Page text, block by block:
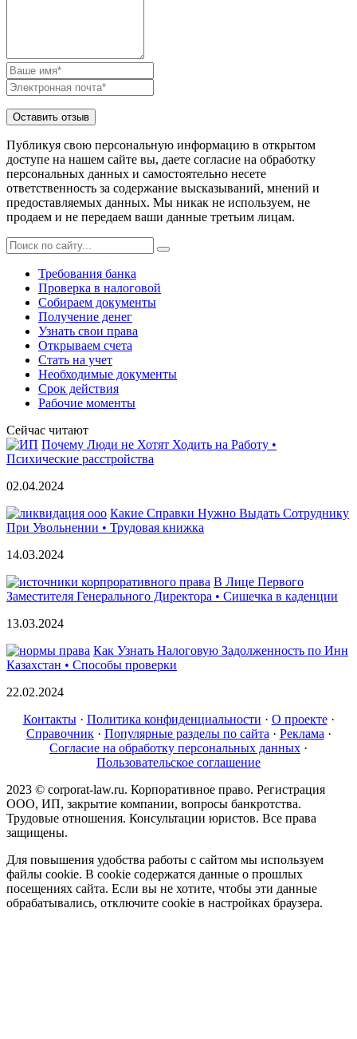
Публикуя свою персональную информацию в открытом
доступе на нашем сайте вы, даете согласие на обработку
персональных данных и самостоятельно несете
ответственность за содержание высказываний, мнений и
предоставляемых данных. Мы никак не используем, не
продаем и не передаем ваши данные третьим лицам.
Требования банка
Проверка в налоговой
Собираем документы
Получение денег
Узнать свои права
Открываем счета
Стать на учет
Необходимые документы
Срок действия
Рабочие моменты
Сейчас читают
Почему Люди не Хотят Ходить на Работу •
Психические расстройства
02.04.2024
Какие Справки Нужно Выдать Сотруднику
При Увольнении • Трудовая книжка
14.03.2024
В Лице Первого
Заместителя Генерального Директора • Сишечка в каденции
13.03.2024
Как Узнать Налоговую Задолженность по Инн
Казахстан • Способы проверки
22.02.2024
Контакты· Политика конфиденциальности · О проекте·
Справочник· Популярные разделы по сайта · Реклама ·
Согласие на обработку персональных данных ·
Пользовательское соглашение
2023 © corporat-law.ru. Корпоративное право. Регистрация
ООО, ИП, закрытие компании, вопросы банкротства.
Трудовые отношения. Консультации юристов. Все права
защищены.
Для повышения удобства работы с сайтом мы используем
файлы cookie. В cookie содержатся данные о прошлых
посещениях сайта. Если вы не хотите, чтобы эти данные
обрабатывались, отключите cookie в настройках браузера.